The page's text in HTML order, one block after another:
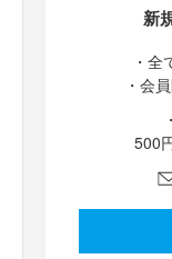
新
・
・会
500